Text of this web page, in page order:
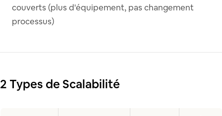
couverts (plus d'équipement, pas changement
processus)
2 Types de Scalabilité